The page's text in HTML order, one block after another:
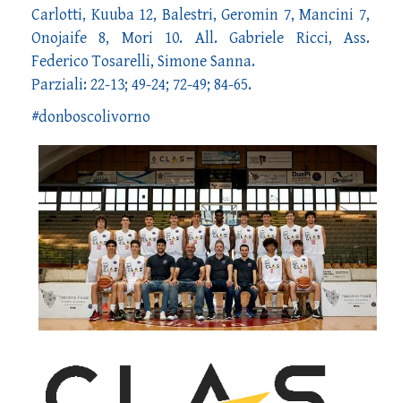
Carlotti, Kuuba 12, Balestri, Geromin 7, Mancini 7,
Onojaife 8, Mori 10. All. Gabriele Ricci, Ass.
Federico Tosarelli, Simone Sanna.
Parziali: 22-13; 49-24; 72-49; 84-65.
#donboscolivorno